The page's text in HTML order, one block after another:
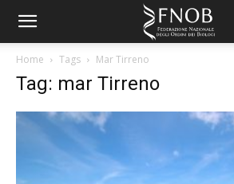
Home Tags Mar Tirreno
Tag: mar Tirreno